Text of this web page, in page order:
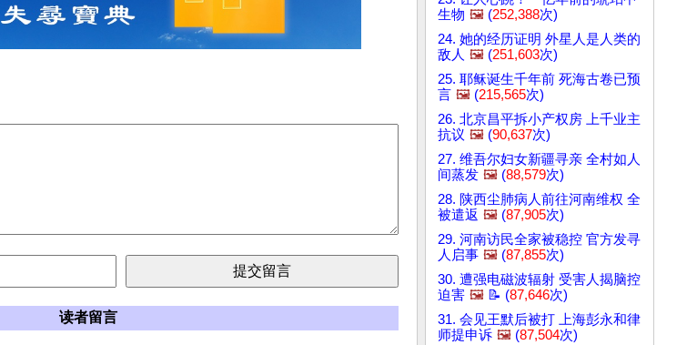
读者留言
生物 🖼️ (252,388次)
24. 她的经历证明 外星人是人类的
敌人 🖼️ (251,603次)
25. 耶稣诞生千年前 死海古卷已预
言 🖼️ (215,565次)
26. 北京昌平拆小产权房 上千业主
抗议 🖼️ (90,637次)
27. 维吾尔妇女新疆寻亲 全村如人
间蒸发 🖼️ (88,579次)
28. 陕西尘肺病人前往河南维权 全
被遣返 🖼️ (87,905次)
29. 河南访民全家被稳控 官方发寻
人启事 🖼️ (87,855次)
30. 遭强电磁波辐射 受害人揭脑控
迫害 🖼️ 📝 (87,646次)
31. 会见王默后被打 上海彭永和律
师提申诉 🖼️ (87,504次)